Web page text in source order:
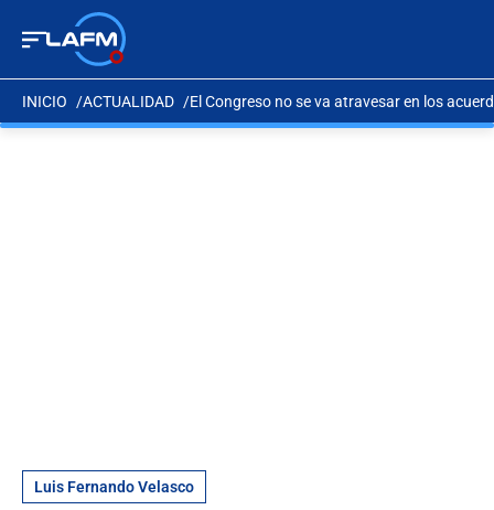
INICIO ACTUALIDAD El Congreso no se va atravesar en los
Luis Fernando Velasco